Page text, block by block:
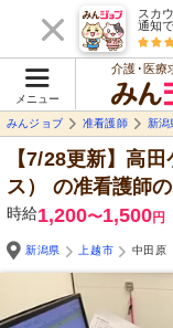
スカ
通知
メニュー
介護･医療
みんジョブ
准看護師 新潟
【7/28更新】高
ス）
の准看護師
時給1,200〜1,500円
新潟県
上越市 中田原